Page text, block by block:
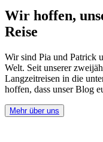
Wir hoffen,
Reise
Wir sind Pia und Patrick
Welt. Seit unserer
Langzeitreisen in die
hoffen, dass unser Blog
Mehr über uns